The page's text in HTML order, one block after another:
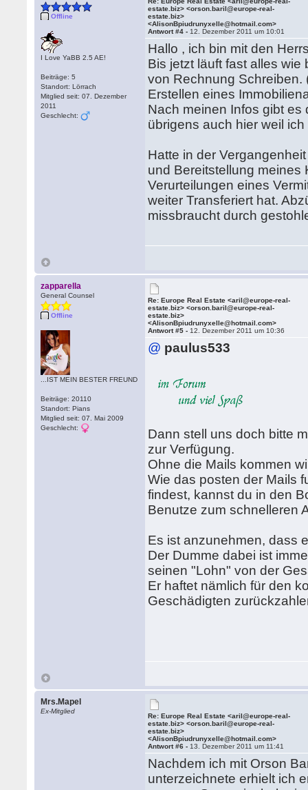
Offline
I Love YaBB 2.5 AE!
Beiträge: 5
Standort: Lörrach
Mitglied seit: 07. Dezember
2011
Geschlecht:
estate.biz> <orson.baril@europe-real-
estate.biz>
<AlisonBpiudrunyxelle@hotmail.com>
Antwort #4 - 12. Dezember 2011 um 10:01
Hallo , ich bin mit den
Bis jetzt läuft fast alles
von Rechnung
Erstellen eines
Nach meinen Infos gibt es
übrigens auch hier weil
Hatte in der
und Bereitstellung meines
Verurteilungen eines
weiter Transferiert hat.
missbraucht durch
zapparella
General Counsel
Offline
...IST MEIN BESTER FREUND
Beiträge: 20110
Standort: Pians
Mitglied seit: 07. Mai 2009
Geschlecht:
Re: Europe Real Estate <aril@europe-real-
estate.biz> <orson.baril@europe-real-
estate.biz>
<AlisonBpiudrunyxelle@hotmail.com>
Antwort #5 - 12. Dezember 2011 um 10:36
@ paulus533
Dann stell uns doch bitte
zur Verfügung.
Ohne die Mails kommen
Wie das posten der Mails
findest, kannst du in den
Benutze zum schnelleren
Es ist anzunehmen, dass
Der Dumme dabei ist
seinen "Lohn" von der
Er haftet nämlich für den
Geschädigten
Mrs.Mapel
Ex-Mitglied
Re: Europe Real Estate <aril@europe-real-
estate.biz> <orson.baril@europe-real-
estate.biz>
<AlisonBpiudrunyxelle@hotmail.com>
Antwort #6 - 13. Dezember 2011 um 11:41
Nachdem ich mit Orson
unterzeichnete erhielt ich